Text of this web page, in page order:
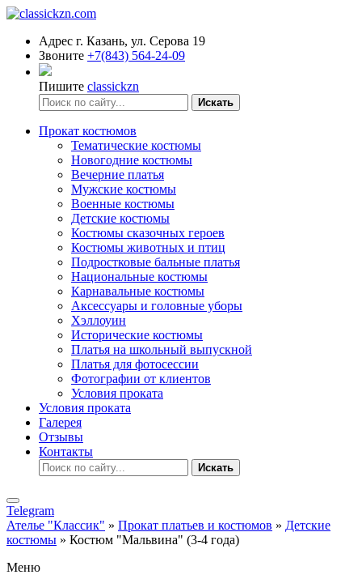
Адрес г. Казань, ул. Серова 19
Звоните +7(843) 564-24-09
Пишите classickzn
Искать
Прокат костюмов
Тематические костюмы
Новогодние костюмы
Вечерние платья
Мужские костюмы
Военные костюмы
Детские костюмы
Костюмы сказочных героев
Костюмы животных и птиц
Подростковые бальные платья
Национальные костюмы
Карнавальные костюмы
Аксессуары и головные уборы
Хэллоуин
Исторические костюмы
Платья на школьный выпускной
Платья для фотосессии
Фотографии от клиентов
Условия проката
Условия проката
Галерея
Отзывы
Контакты
Искать
Telegram
Ателье "Классик" » Прокат платьев и костюмов » Детские
костюмы » Костюм "Мальвина" (3-4 года)
Меню